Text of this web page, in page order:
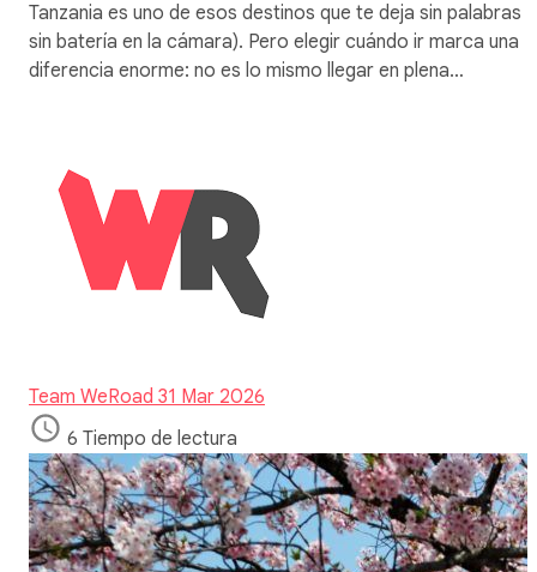
Tanzania es uno de esos destinos que te deja sin palabras
sin batería en la cámara). Pero elegir cuándo ir marca una
diferencia enorme: no es lo mismo llegar en plena…
Team WeRoad 31 Mar 2026
6 Tiempo de lectura